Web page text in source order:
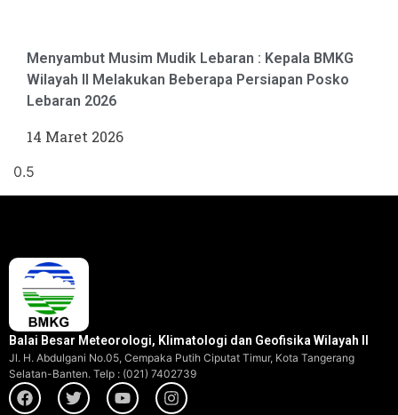
Menyambut Musim Mudik Lebaran : Kepala BMKG
Wilayah II Melakukan Beberapa Persiapan Posko
Lebaran 2026
14 Maret 2026
Balai Besar Meteorologi, Klimatologi dan Geofisika Wilayah II
Jl. H. Abdulgani No.05, Cempaka Putih Ciputat Timur, Kota Tangerang
Selatan-Banten. Telp : (021) 7402739